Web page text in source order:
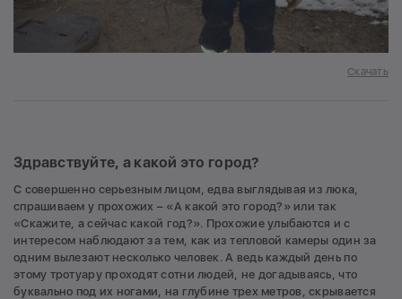
Скачать
Здравствуйте, а какой это город?
С совершенно серьезным лицом, едва выглядывая из люка,
спрашиваем у прохожих – «А какой это город?» или так
«Скажите, а сейчас какой год?». Прохожие улыбаются и с
интересом наблюдают за тем, как из тепловой камеры один за
одним вылезают несколько человек. А ведь каждый день по
этому тротуару проходят сотни людей, не догадываясь, что
буквально под их ногами, на глубине трех метров, скрывается